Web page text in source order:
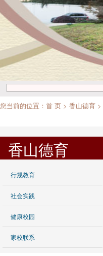
您当前的位置： 首 页 > 香山德育 >
香山德育
行规教育
社会实践
健康校园
家校联系